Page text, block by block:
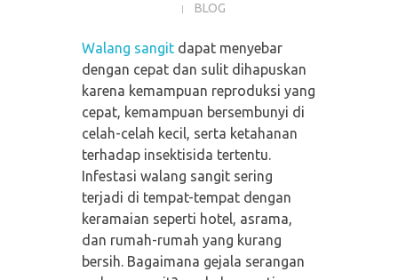
BLOG
Walang sangitdapat menyebar
dengan cepat dan sulit dihapuskan
karena kemampuan reproduksi yang
cepat, kemampuan bersembunyi di
celah-celah kecil, serta ketahanan
terhadap insektisida tertentu.
Infestasi walang sangit sering
terjadi di tempat-tempat dengan
keramaian seperti hotel, asrama,
dan rumah-rumah yang kurang
bersih. Bagaimana gejala serangan